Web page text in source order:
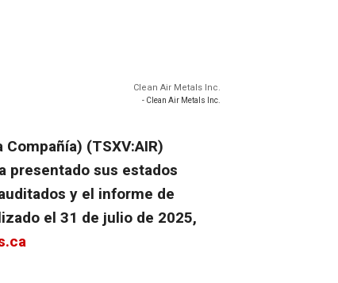
Clean Air Metals Inc.
- Clean Air Metals Inc.
(TSXV:AIR)
presentado sus estados
y el informe de
el 31 de julio de 2025,